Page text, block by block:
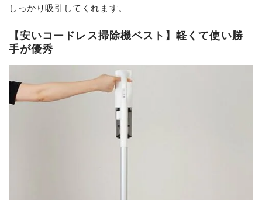
しっかり吸引してくれます。
【安いコードレス掃除機ベスト】軽くて使い勝
手が優秀